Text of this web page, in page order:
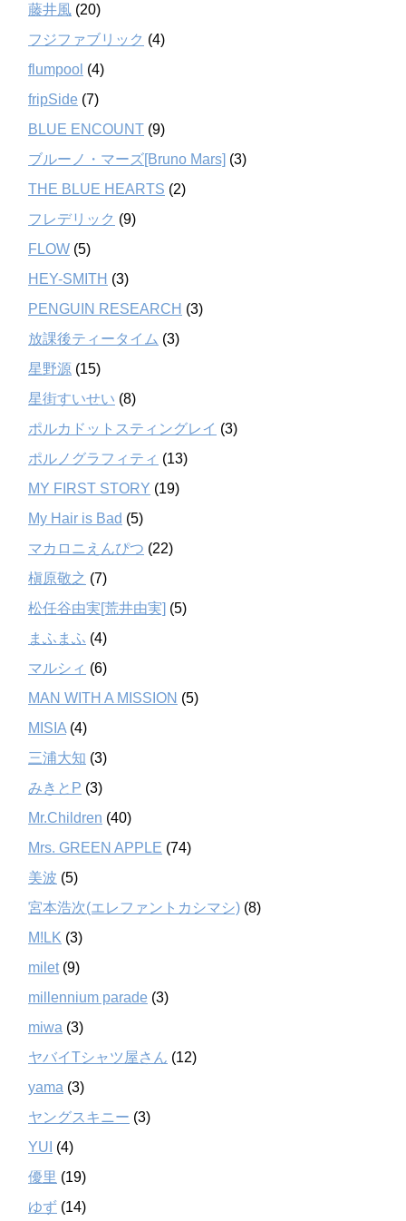
藤井風 (20)
フジファブリック (4)
flumpool (4)
fripSide (7)
BLUE ENCOUNT (9)
ブルーノ・マーズ[Bruno Mars] (3)
THE BLUE HEARTS (2)
フレデリック (9)
FLOW (5)
HEY-SMITH (3)
PENGUIN RESEARCH (3)
放課後ティータイム (3)
星野源 (15)
星街すいせい (8)
ポルカドットスティングレイ (3)
ポルノグラフィティ (13)
MY FIRST STORY (19)
My Hair is Bad (5)
マカロニえんぴつ (22)
槇原敬之 (7)
松任谷由実[荒井由実] (5)
まふまふ (4)
マルシィ (6)
MAN WITH A MISSION (5)
MISIA (4)
三浦大知 (3)
みきとP (3)
Mr.Children (40)
Mrs. GREEN APPLE (74)
美波 (5)
宮本浩次(エレファントカシマシ) (8)
M!LK (3)
milet(9)
millennium parade (3)
miwa (3)
ヤバイTシャツ屋さん (12)
yama (3)
ヤングスキニー (3)
YUI (4)
優里 (19)
ゆず (14)